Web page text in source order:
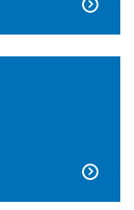

